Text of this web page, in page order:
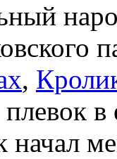
,
в
начал